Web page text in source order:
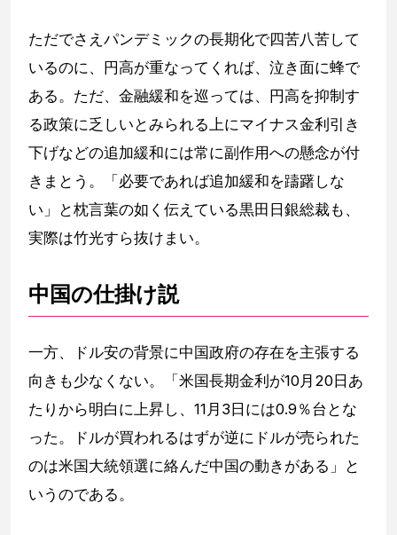
ただでさえパンデミックの長期化で四苦八苦して
いるのに、円高が重なってくれば、泣き面に蜂で
ある。ただ、金融緩和を巡っては、円高を抑制す
る政策に乏しいとみられる上にマイナス金利引き
下げなどの追加緩和には常に副作用への懸念が付
きまとう。「必要であれば追加緩和を躊躇しな
い」と枕言葉の如く伝えている黒田日銀総裁も、
実際は竹光すら抜けまい。
中国の仕掛け説
一方、ドル安の背景に中国政府の存在を主張する
向きも少なくない。「米国長期金利が10月20日あ
たりから明白に上昇し、11月3日には0.9％台とな
った。ドルが買われるはずが逆にドルが売られた
のは米国大統領選に絡んだ中国の動きがある」と
いうのである。